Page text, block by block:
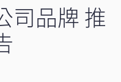
司品牌 推